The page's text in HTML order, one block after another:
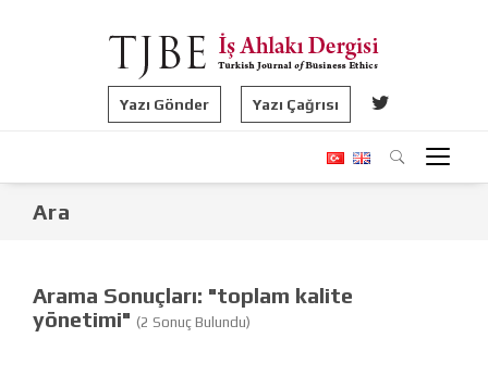
Yazı Gönder Yazı Çağrısı
Ara
Arama Sonuçları: "toplam kalite
yönetimi" (2 Sonuç Bulundu)